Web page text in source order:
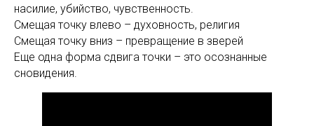
насилие, убийство, чувственность.
Смещая точку влево – духовность, религия
Смещая точку вниз – превращение в зверей
Еще одна форма сдвига точки – это осознанные
сновидения.